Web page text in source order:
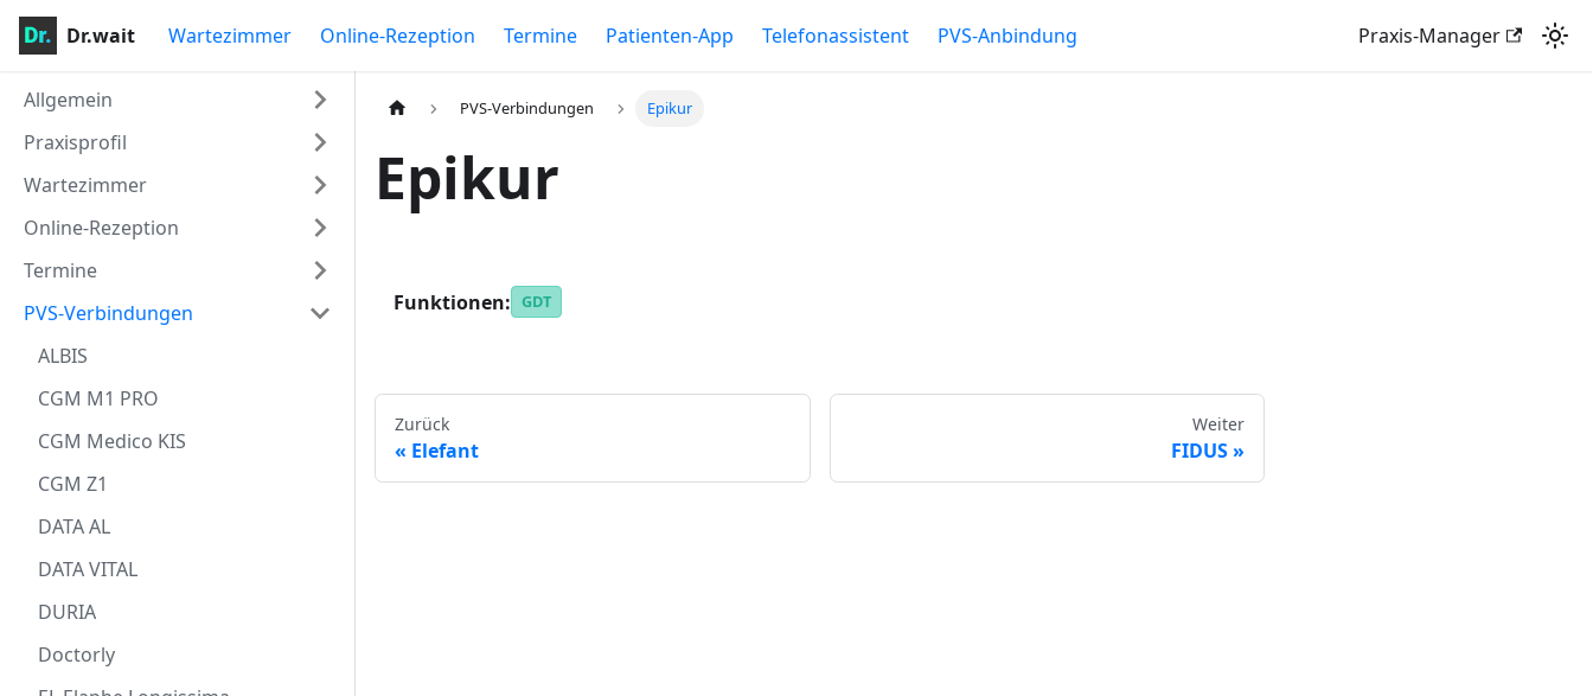
Dr.wait Wartezimmer Online-Rezeption Termine Patienten-App Telefonassistent PVS-Anbindung Praxis-Manager
Allgemein
Praxisprofil
Wartezimmer
Online-Rezeption
Termine
PVS-Verbindungen
ALBIS
CGM M1 PRO
CGM Medico KIS
CGM Z1
DATA AL
DATA VITAL
DURIA
Doctorly
PVS-Verbindungen Epikur
Epikur
Funktionen: GDT
Zurück
Elefant
Weiter
FIDUS